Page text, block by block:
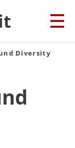
Diversity